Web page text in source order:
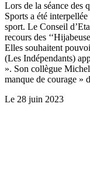
Lors de la séance des
Sports a été
sport. Le Conseil
recours des
Elles souhaitent
(Les Indépendants)
». Son collègue
manque de courage »
Le 28 juin 2023